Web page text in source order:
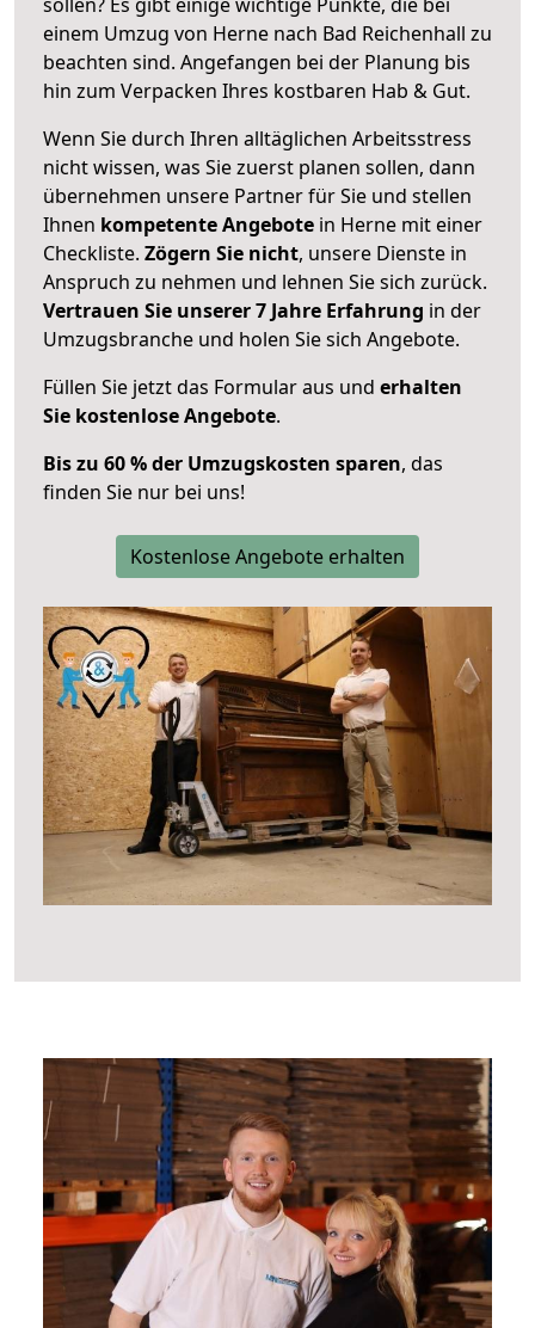
einem Umzug von Herne nach Bad Reichenhall zu
beachten sind. Angefangen bei der Planung bis
hin zum Verpacken Ihres kostbaren Hab & Gut.
Wenn Sie durch Ihren alltäglichen Arbeitsstress
nicht wissen, was Sie zuerst planen sollen, dann
übernehmen unsere Partner für Sie und stellen
Ihnen kompetente Angebote in Herne mit einer
Checkliste. Zögern Sie nicht, unsere Dienste in
Anspruch zu nehmen und lehnen Sie sich zurück.
Vertrauen Sie unserer 7 Jahre Erfahrung in der
Umzugsbranche und holen Sie sich Angebote.
Füllen Sie jetzt das Formular aus und erhalten
Sie kostenlose Angebote.
Bis zu 60 % der Umzugskosten sparen, das
finden Sie nur bei uns!
Kostenlose Angebote erhalten